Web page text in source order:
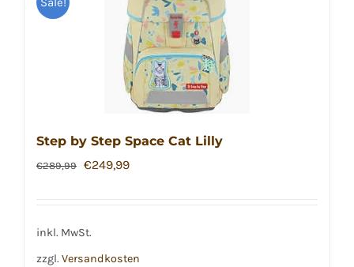
Step by Step Space Cat Lilly
€289,99 Ursprünglicher
€289,99
€249,99Aktueller
inkl. MwSt.
zzgl. Versandkosten